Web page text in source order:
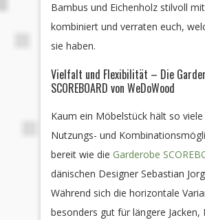
Bambus und Eichenholz stilvoll
kombiniert und verraten euch,
sie haben.
Vielfalt und Flexibilität – Die
SCOREBOARD von WeDoWood
Kaum ein Möbelstück hält so viele
Nutzungs- und
bereit wie die Garderobe
dänischen Designer Sebastian
Während sich die horizontale
besonders gut für längere Jacken,